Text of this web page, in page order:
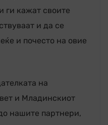
ги кажат своите
и да се
и почесто на овие
на
и Младинскиот
нашите партнери,